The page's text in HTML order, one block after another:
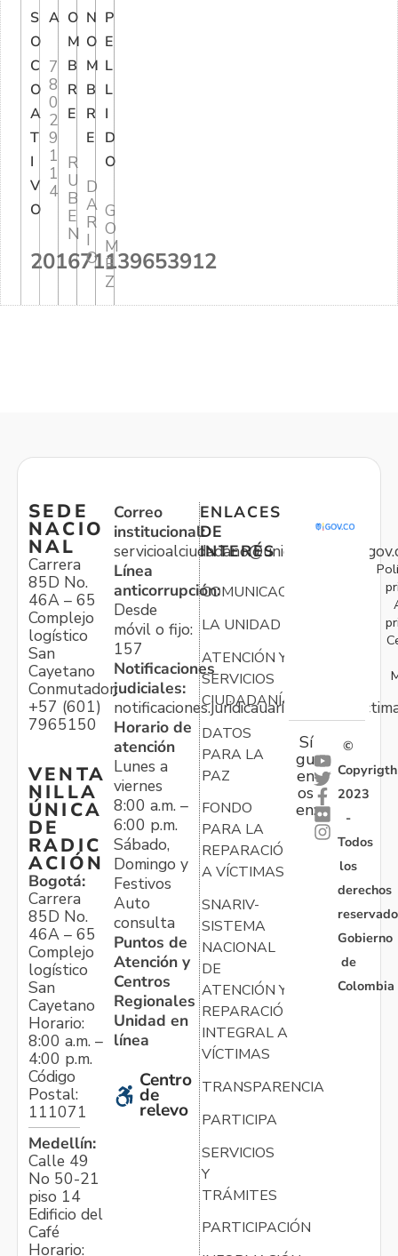
S
O
C
O
A
T
I
V
O
201671139653912
A
7
8
0
2
9
1
1
4
O
M
B
R
E
R
U
B
E
N
N
O
M
B
R
E
D
A
R
I
O
P
E
L
L
I
D
O
G
O
M
E
Z
SEDE
NACIO
NAL
Carrera
85D No.
46A – 65
Complejo
logístico
San
Cayetano
Conmutador:
+57 (601)
7965150
VENTA
NILLA
ÚNICA
DE
RADIC
ACIÓN
Bogotá:
Carrera
85D No.
46A – 65
Complejo
logístico
San
Cayetano
Horario:
8:00 a.m. –
4:00 p.m.
Código
Postal:
111071
Medellín:
Calle 49
No 50-21
piso 14
Edificio del
Café
Horario:
Correo
institucional:
Línea
anticorrupción:
Desde
móvil o fijo:
157
Notificaciones
judiciales:
Horario de
atención
Lunes a
viernes
8:00 a.m. –
6:00 p.m.
Sábado,
Domingo y
Festivos
Auto
consulta
Puntos de
Atención y
Centros
Regionales
Unidad en
línea
Centro
de
relevo
ENLACES
DE
INTERÉS
COMUNICACIONES
LA UNIDAD
ATENCIÓN Y
SERVICIOS
CIUDADANÍA
DATOS
PARA LA
PAZ
FONDO
PARA LA
REPARACIÓN
A VÍCTIMAS
SNARIV-
SISTEMA
NACIONAL
DE
ATENCIÓN Y
REPARACIÓN
INTEGRAL A
VÍCTIMAS
TRANSPARENCIA
PARTICIPA
SERVICIOS
Y
TRÁMITES
PARTICIPACIÓN
Sí
gu
en
os
en:
©
Copyrigth
2023
-
Todos
los
derechos
Gobierno
de
Colombia